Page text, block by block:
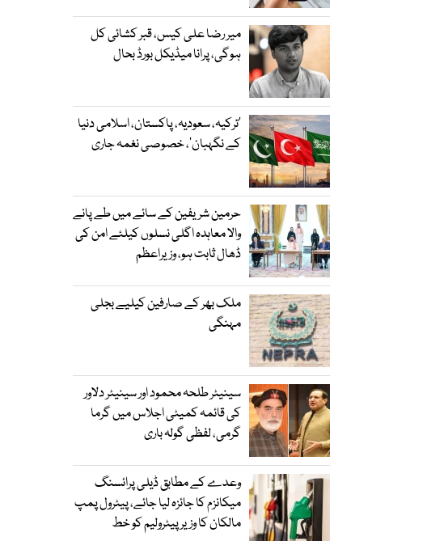
میر رضا علی کیس، قبر کشائی کل
ہوگی، پرانا میڈیکل بورڈ بحال
‘ترکیہ، سعودیہ، پاکستان، اسلامی دنیا
کے نگہبان’، خصوصی نغمہ جاری
حرمین شریفین کے سائے میں طے پانے
والا معاہدہ اگلی نسلوں کیلئے امن کی
ڈھال ثابت ہو، وزیراعظم
ملک بھر کے صارفین کیلیے بجلی
مہنگی
سینیٹر طلحہ محمود اور سینیٹر دلاور
کی قائمہ کمیٹی اجلاس میں گرما
گرمی، لفظی گولہ باری
وعدے کے مطابق ڈیلی پرائسنگ
میکانزم کا جائزہ لیا جائے، پیٹرول پمپ
مالکان کا وزیرپیٹرولیم کو خط